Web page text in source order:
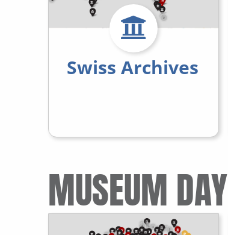
Swiss Archives
MUSEUM DAY